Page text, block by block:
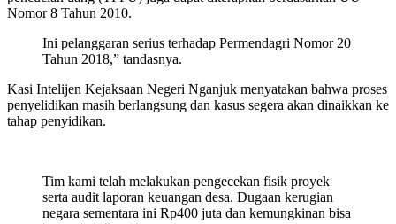
Nomor 8 Tahun 2010.
Ini pelanggaran serius terhadap Permendagri Nomor 20
Tahun 2018,” tandasnya.
Kasi Intelijen Kejaksaan Negeri Nganjuk menyatakan bahwa proses
penyelidikan masih berlangsung dan kasus segera akan dinaikkan ke
tahap penyidikan.
Tim kami telah melakukan pengecekan fisik proyek
serta audit laporan keuangan desa. Dugaan kerugian
negara sementara ini Rp400 juta dan kemungkinan bisa